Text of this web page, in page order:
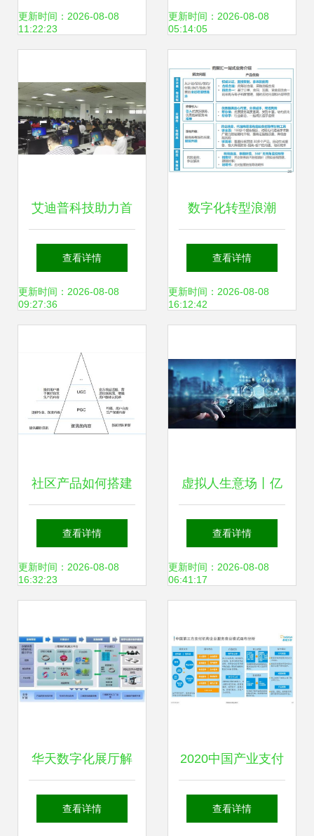
荐，提升品牌数字
更新时间：2026-08-08
11:22:23
制作服务的薪酬评
更新时间：2026-08-08
05:14:05
艾迪普科技助力首
届江西省高校VR课
件制作大赛，推动
升级
查看详情
更新时间：2026-08-08
09:27:36
数字化转型浪潮
下，中国制药企业
的内容共创新路径
查看详情
更新时间：2026-08-08
16:12:42
社区产品如何搭建
内容体系 懂球帝与
虎扑的精髓解析
查看详情
更新时间：2026-08-08
16:32:23
虚拟人生意场丨亿
万分身，一本万
利？数字内容制作
查看详情
更新时间：2026-08-08
06:41:17
华天数字化展厅解
决方案 打造科技感
查看详情
2020中国产业支付
数字化企业服务专
查看详情